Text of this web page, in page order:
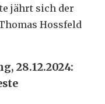
jährt sich der
Hossfeld
28.12.2024: